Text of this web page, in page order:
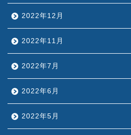
2022年12月
2022年11月
2022年7月
2022年6月
2022年5月